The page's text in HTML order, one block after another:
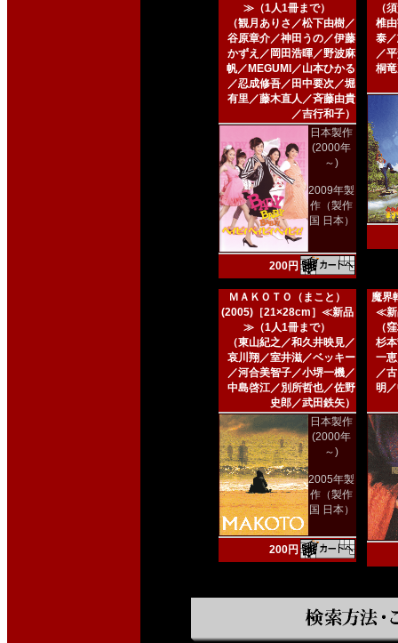
≫（1人1冊まで）
（観月ありさ／松下由樹／
谷原章介／神田うの／伊藤
かずえ／岡田浩暉／野波麻
帆／MEGUMI／山本ひかる
／忍成修吾／田中要次／堀
有里／藤木直人／斉藤由貴
／吉行和子）
日本製作
(2000年
～)
2009年製
作（製作
国 日本）
200円
（
椎
泰
／
桐
ＭＡＫＯＴＯ（まこと）
(2005)［21×28cm］≪新品
≫（1人1冊まで）
（東山紀之／和久井映見／
哀川翔／室井滋／ベッキー
／河合美智子／小堺一機／
中島啓江／別所哲也／佐野
史郎／武田鉄矢）
日本製作
(2000年
～)
2005年製
作（製作
国 日本）
200円
魔界
≪新
（
杉
一
／
明